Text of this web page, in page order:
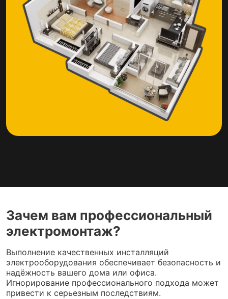
Зачем вам профессиональный
электромонтаж?
Выполнение качественных инсталляций
электрооборудования обеспечивает безопасность и
надёжность вашего дома или офиса.
Игнорирование профессионального подхода может
привести к серьезным последствиям.